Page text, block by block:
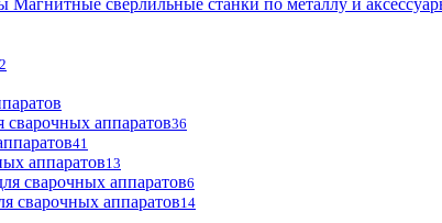
Магнитные сверлильные станки по металлу и
сварочных аппаратов36
41
аппаратов13
сварочных аппаратов6
сварочных аппаратов14